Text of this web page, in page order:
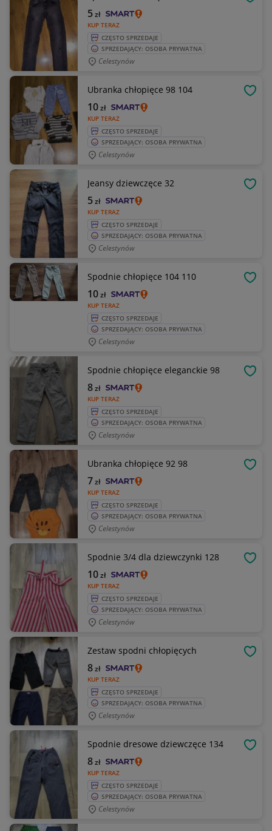
KUP TERAZ
5zł
CZĘSTO SPRZEDAJE
SPRZEDAJĄCY: OSOBA PRYWATNA
Celestynów
Ubranka chłopięce 98 104
KUP TERAZ
10zł
CZĘSTO SPRZEDAJE
SPRZEDAJĄCY: OSOBA PRYWATNA
Celestynów
Jeansy dziewczęce 32
KUP TERAZ
5zł
CZĘSTO SPRZEDAJE
SPRZEDAJĄCY: OSOBA PRYWATNA
Celestynów
Spodnie chłopięce 104 110
KUP TERAZ
10zł
CZĘSTO SPRZEDAJE
SPRZEDAJĄCY: OSOBA PRYWATNA
Celestynów
Spodnie chłopięce eleganckie 98
KUP TERAZ
8zł
CZĘSTO SPRZEDAJE
SPRZEDAJĄCY: OSOBA PRYWATNA
Celestynów
Ubranka chłopięce 92 98
KUP TERAZ
7zł
CZĘSTO SPRZEDAJE
SPRZEDAJĄCY: OSOBA PRYWATNA
Celestynów
Spodnie 3/4 dla dziewczynki 128
KUP TERAZ
10zł
CZĘSTO SPRZEDAJE
SPRZEDAJĄCY: OSOBA PRYWATNA
Celestynów
Zestaw spodni chłopięcych
KUP TERAZ
8zł
CZĘSTO SPRZEDAJE
SPRZEDAJĄCY: OSOBA PRYWATNA
Celestynów
Spodnie dresowe dziewczęce 134
KUP TERAZ
8zł
CZĘSTO SPRZEDAJE
SPRZEDAJĄCY: OSOBA PRYWATNA
Celestynów